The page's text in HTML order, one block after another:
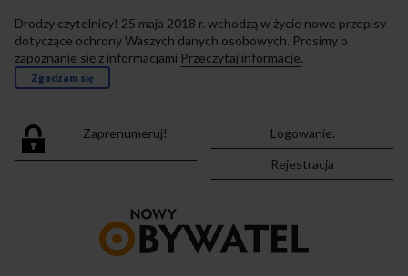
Drodzy czytelnicy! 25 maja 2018 r. wchodzą w życie nowe przepisy
dotyczące ochrony Waszych danych osobowych. Prosimy o
zapoznanie się z informacjami Przeczytaj informacje.
Zgadzam się
Zaprenumeruj!
Logowanie.
Rejestracja
strony